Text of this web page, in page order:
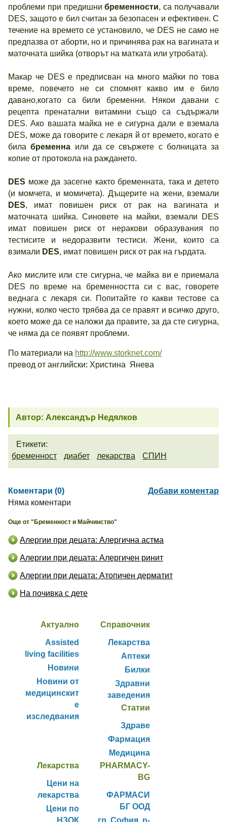
проблеми при предишнибременности, са получавали
DES, защото е бил считан за безопасен и ефективен. С
течение на времето се установило, че DES не само не
предпазва от аборти, но и причинява рак на вагината и
маточната шийка (отворът на матката или утробата).
Макар че DES е предписван на много майки по това
време, повечето не си спомнят какво им е било
давано,когато са били бременни. Някои давани с
рецепта пренатални витамини също са съдържали
DES. Ако вашата майка не е сигурна дали е вземала
DES, може да говорите с лекаря й от времето, когато е
билабременна или да се свържете с болницата за
копие от протокола на раждането.
DES може да засегне както бременната, така и детето
(и момчета, и момичета). Дъщерите на жени, вземали
DES, имат повишен риск от рак на вагината и
маточната шийка. Синовете на майки, вземали DES
имат повишен риск от неракови образувания по
тестисите и недоразвити тестиси. Жени, които са
взимали DES, имат повишен риск от рак на гърдата.
Ако мислите или сте сигурна, че майка ви е приемала
DES по време на бременността си с вас, говорете
веднага с лекаря си. Попитайте го какви тестове са
нужни, колко често трябва да се правят и всичко друго,
което може да се наложи да правите, за да сте сигурна,
че няма да се появят проблеми.
По материали на http://www.storknet.com/
превод от английски: Христина Янева
Автор: Александър Недялков
Етикети:
бременност
диабет лекарства СПИН
Коментари (0)
Добави коментар
Няма коментари
Още от "Бременност и Майчинство"
Алергии при децата: Алергична астма
Алергии при децата: Алергичен ринит
Алергии при децата: Атопичен дерматит
На почивка с дете
Актуално
Assisted
living facilities
Новини
Новини от
медицинскит
е
изследвания
Справочник
Лекарства
Аптеки
Билки
Здравни
заведения
Статии
Здраве
Фармация
Медицина
Лекарства
Цени на
лекарства
Цени по
НЗОК
PHARMACY-
BG
ФАРМАСИ
БГ ООД
гр. София, р-